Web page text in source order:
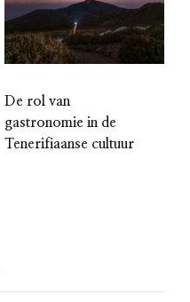
De rol van
gastronomie in de
Tenerifiaanse cultuur